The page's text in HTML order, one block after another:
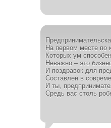
На первом месте по
Которых ум
Неважно – это
И поздравок для
Составлен в
И ты,
Средь вас столь